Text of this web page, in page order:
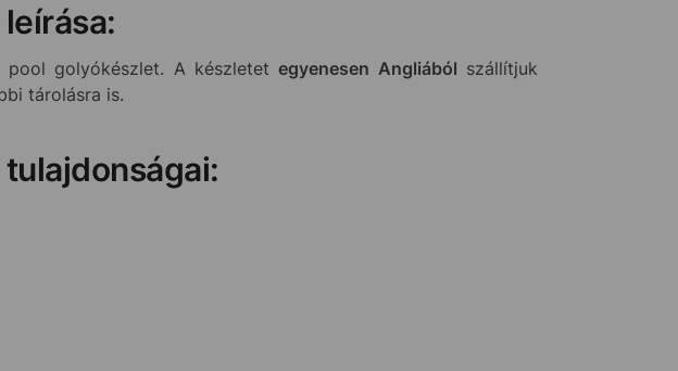
pool golyókészlet. A készletetegyenesen Angliából szállítjuk
tárolásra is.